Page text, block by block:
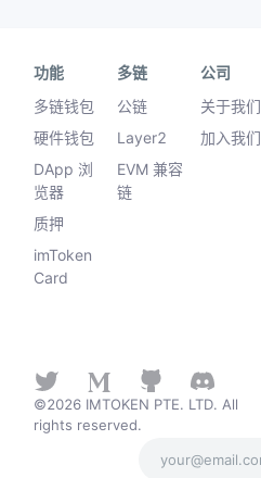
功能
多链钱包
硬件钱包
DApp 浏
览器
质押
imToken
Card
多链
公链
Layer2
EVM 兼容
链
公司
关于我们
加入我们
©2026 IMTOKEN PTE. LTD. All
rights reserved.